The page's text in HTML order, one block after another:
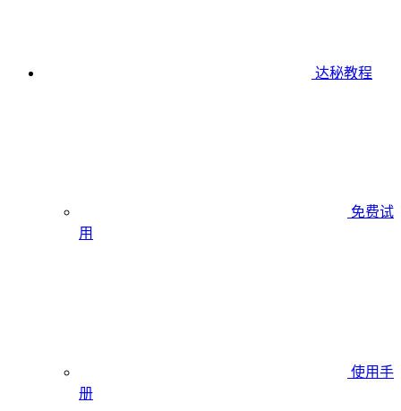
达秘教程
免费试
用
使用手
册